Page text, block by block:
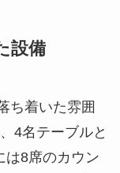
設備
ち着いた雰囲
4名テーブルと
は8席のカウン